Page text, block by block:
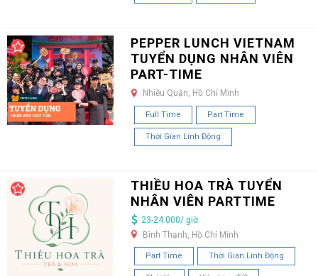
PEPPER LUNCH VIETNAM
TUYỂN DỤNG NHÂN VIÊN
PART-TIME
Nhiều Quận, Hồ Chí Minh
Full Time Part Time
Thời Gian Linh Động
THIỀU HOA TRÀ TUYỂN
NHÂN VIÊN PARTTIME
23-24.000/ giờ
Bình Thạnh, Hồ Chí Minh
Part Time Thời Gian Linh Động